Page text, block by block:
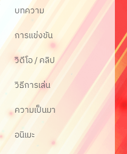
บทความ
การแข่งขัน
วิดีโอ / คลิป
วิธีการเล่น
ความเป็นมา
อนิเมะ